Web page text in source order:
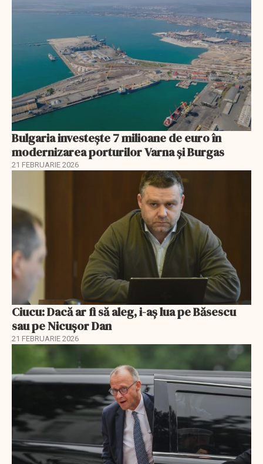
Bulgaria investește 7 milioane de euro în
modernizarea porturilor Varna și Burgas
21 FEBRUARIE 2026
Ciucu: Dacă ar fi să aleg, i-aș lua pe Băsescu
sau pe Nicușor Dan
21 FEBRUARIE 2026